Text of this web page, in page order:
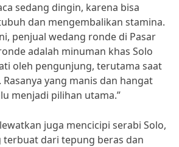
sedang dingin, karena bisa
dan mengembalikan stamina.
penjual wedang ronde di Pasar
adalah minuman khas Solo
oleh pengunjung, terutama saat
yang manis dan hangat
menjadi pilihan utama.”
juga mencicipi serabi Solo,
terbuat dari tepung beras dan